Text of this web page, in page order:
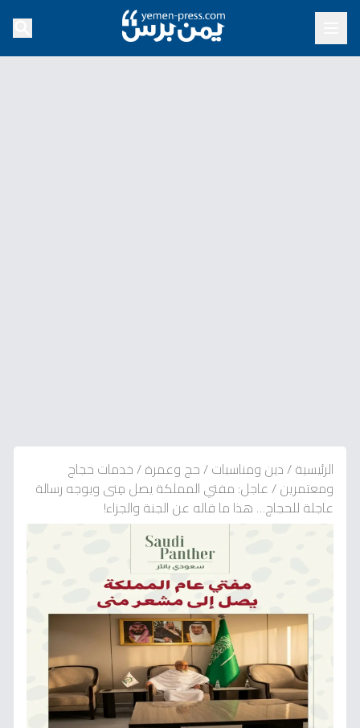
الرئيسية/دين ومناسبات/حج وعمرة/خدمات حجاج
ومعتمرين/عاجل: مفتي المملكة يصل مِنى ويوجه رسالة
عاجلة للحجاج… هذا ما قاله عن الجنة والجزاء!